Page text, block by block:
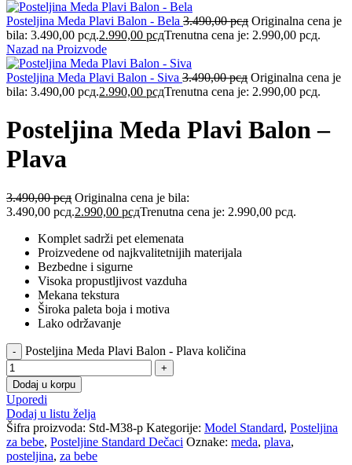
Posteljina Meda Plavi Balon - Bela 3.490,00рсд Originalna cena je
bila: 3.490,00 рсд.2.990,00 рсдTrenutna cena je: 2.990,00 рсд.
Nazad na Proizvode
Posteljina Meda Plavi Balon - Siva 3.490,00рсд Originalna cena je
bila: 3.490,00 рсд.2.990,00 рсдTrenutna cena je: 2.990,00 рсд.
Posteljina Meda Plavi Balon –
Plava
3.490,00рсд Originalna cena je bila:
3.490,00 рсд.2.990,00 рсдTrenutna cena je: 2.990,00 рсд.
Komplet sadrži pet elemenata
Proizvedene od najkvalitetnijih materijala
Bezbedne i sigurne
Visoka propustljivost vazduha
Mekana tekstura
Široka paleta boja i motiva
Lako održavanje
Posteljina Meda Plavi Balon - Plava količina
Dodaj u korpu
Uporedi
Dodaj u listu želja
Šifra proizvoda: Std-M38-p Kategorije: Model Standard, Posteljina
za bebe, Posteljine Standard Dečaci Oznake: meda, plava,
posteljina, za bebe